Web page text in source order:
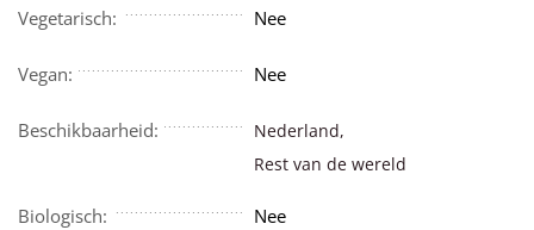
Vegetarisch: Nee
Vegan: Nee
Beschikbaarheid:
Nederland,
Rest van de wereld
Biologisch: Nee